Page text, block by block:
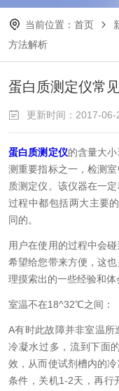
当前位置： 首页
方法解析
蛋白质测定仪常
更新时间：2017-06-
蛋白质测定仪的含量大
测重要指标之一，检测
质测定仪。该仪器在一
过程中都包括两大主要
同的。
用户在使用的过程中会
希望给您带来方便，这
理摸索出的一些经验和体
室温不在18^32℃之间：
A有时此故障并非室温
冷凝水过多，流到下面
效，从而使试剂槽内的
条件，关机1-2天，再行